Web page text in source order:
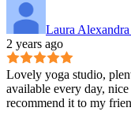
Laura
2 years ago
Lovely yoga studio,
available every day,
recommend it to my